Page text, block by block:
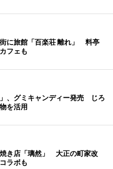
に旅館「百楽荘 離れ」 料亭
フェも
、グミキャンディー発売 じろ
を活用
き店「璃然」 大正の町家改
ラボも